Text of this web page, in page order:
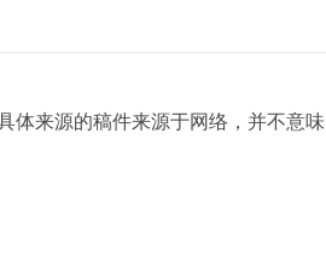
体来源的稿件来源于网络，并不意味